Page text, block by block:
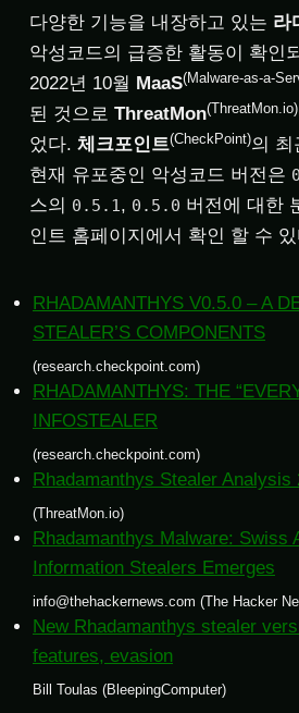
다양한 기능을 내장하고 있는 라
악성코드의 급증한 활동이 확인
2022년 10월 MaaS(Malware-as-a-
된 것으로 ThreatMon(ThreatMon.io)
었다. 체크포인트(CheckPoint)의 최
현재 유포중인 악성코드 버전은
스의 0.5.1, 0.5.0 버전에 대한
인트 홈페이지에서 확인 할 수
RHADAMANTHYS V0.5.0 – A
STEALER’S COMPONENTS
(research.checkpoint.com)
RHADAMANTHYS: THE
INFOSTEALER
(research.checkpoint.com)
Rhadamanthys Stealer Analysis
(ThreatMon.io)
Rhadamanthys Malware: Swiss
Information Stealers Emerges
info@thehackernews.com (The Hacker
New Rhadamanthys stealer
features, evasion
Bill Toulas (BleepingComputer)